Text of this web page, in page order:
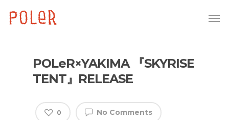
POLeR×YAKIMA 『SKYRISE
TENT』RELEASE
No Comments
0